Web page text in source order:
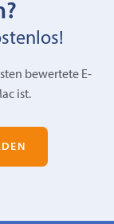
bewertete E-
ist.